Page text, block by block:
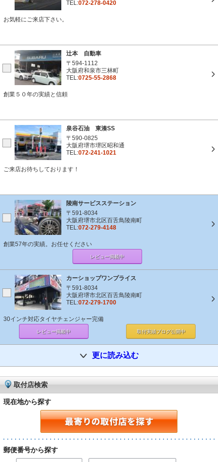
TEL:072-278-0420
お気軽にご来店下さい。
辻本 自動車
〒594-1112
大阪府和泉市三林町
TEL:0725-55-2868
創業５０年の実績と信頼
泉谷石油 東湊SS
〒590-0825
大阪府堺市堺区昭和通
TEL:072-241-1021
ご来店お待ちしております！
陵南サービスステーション
〒591-8034
大阪府堺市北区百舌鳥陵南町
TEL:072-279-4148
創業57年の実績。お任せください
レビュー掲載中
カーショップワンプライス
〒591-8034
大阪府堺市北区百舌鳥陵南町
TEL:072-279-1700
30インチ対応タイヤチェンジャー完備
レビュー掲載中 取付実績ブログ公開中
更に読み込む
取付店検索
現在地から探す
郵便番号から探す